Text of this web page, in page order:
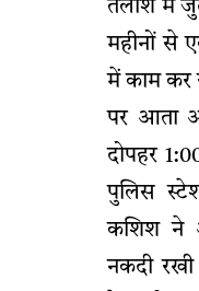
तलाश में
महीनों से
में काम कर
पर आता
दोपहर
पुलिस
कशिश ने
नकदी